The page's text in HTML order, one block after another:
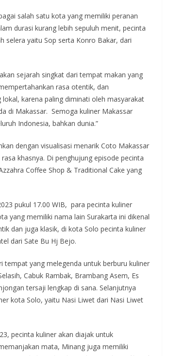
salah satu kota yang memiliki peranan
durasi kurang lebih sepuluh menit, pecinta
selera yaitu Sop serta Konro Bakar, dari
sejarah singkat dari tempat makan yang
rasa otentik, dan
karena paling diminati oleh masyarakat
di Makassar. Semoga kuliner Makassar
Indonesia, bahkan dunia.”
dengan visualisasi menarik Coto Makassar
khasnya. Di penghujung episode pecinta
Coffee Shop & Traditional Cake yang
pukul 17.00 WIB, para pecinta kuliner
yang memiliki nama lain Surakarta ini dikenal
dan juga klasik, di kota Solo pecinta kuliner
dari Sate Bu Hj Bejo.
tempat yang melegenda untuk berburu kuliner
Cabuk Rambak, Brambang Asem, Es
tersaji lengkap di sana. Selanjutnya
kota Solo, yaitu Nasi Liwet dari Nasi Liwet
pecinta kuliner akan diajak untuk
mata, Minang juga memiliki